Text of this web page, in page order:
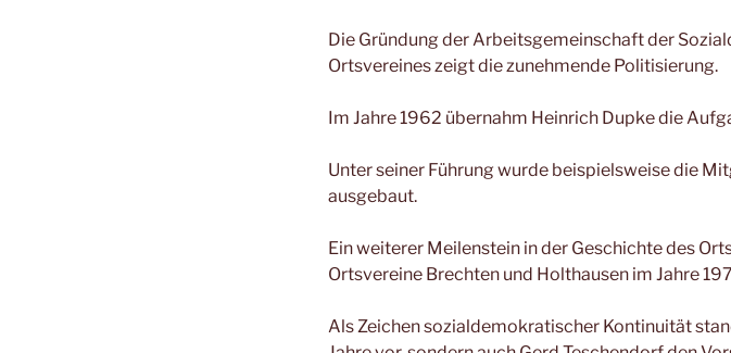
Die Gründung der Arbeitsgemeinschaft der
Ortsvereines zeigt die zunehmende Politisierung.
Im Jahre 1962 übernahm Heinrich Dupke die
Unter seiner Führung wurde beispielsweise die
ausgebaut.
Ein weiterer Meilenstein in der Geschichte des
Ortsvereine Brechten und Holthausen im Jahre
Als Zeichen sozialdemokratischer Kontinuität